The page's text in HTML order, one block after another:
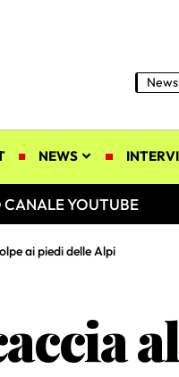
NEWS
CANALE YOUTUBE
ai piedi delle Alpi